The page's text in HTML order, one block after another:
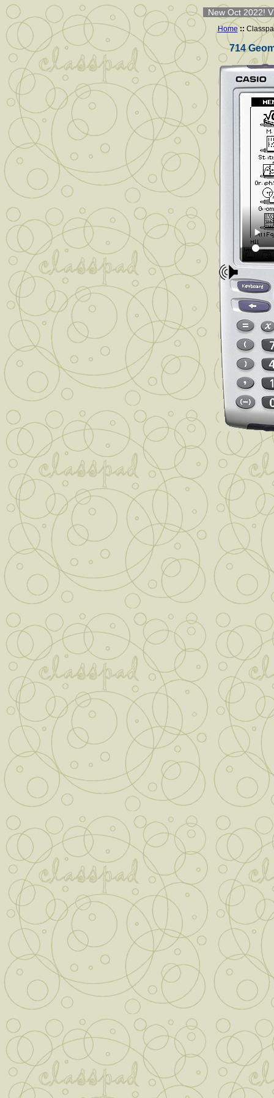
New Oct 2022!
Home ::
714